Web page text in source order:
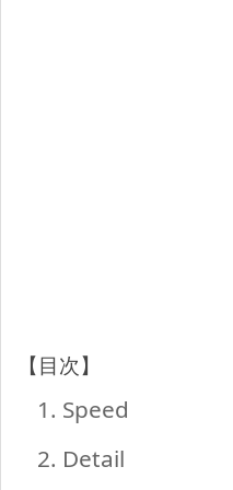
【目次】
1. Speed
2. Detail